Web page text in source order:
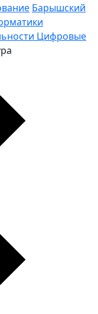
Барышский
Цифровые